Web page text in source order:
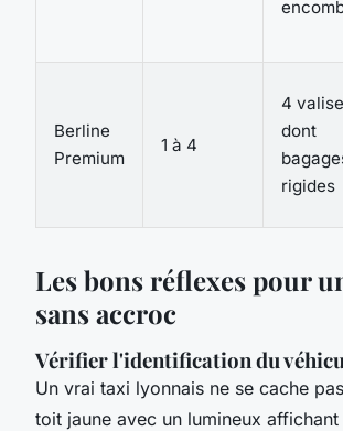
Berline
Premium
1 à 4
4
dont
rigides
Les bons réflexes pour
sans accroc
Vérifier l'identification du
Un vrai taxi lyonnais ne se cache
toit jaune avec un lumineux